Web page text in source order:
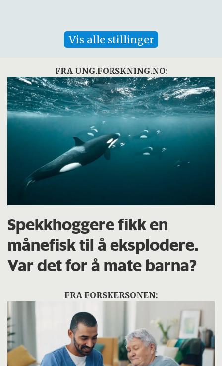
Vis alle stillinger
FRA UNG.FORSKNING.NO:
Spekkhoggere fikk en
månefisk til å eksplodere.
Var det for å mate barna?
FRA FORSKERSONEN: